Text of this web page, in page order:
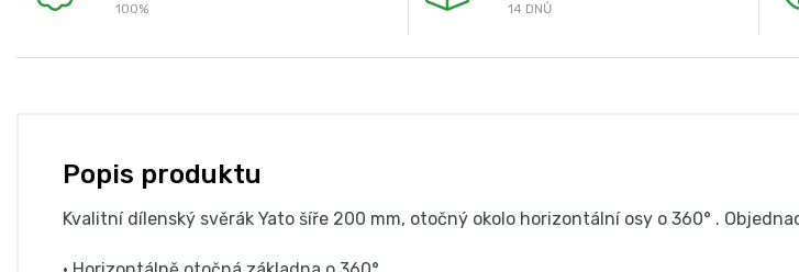
100% 14 DNŮ
Popis produktu
Kvalitní dílenský svěrák Yato šíře 200 mm, otočný okolo horizontální osy o 360° .